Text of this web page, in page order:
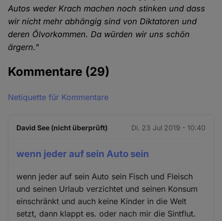
Autos weder Krach machen noch stinken und dass
wir nicht mehr abhängig sind von Diktatoren und
deren Ölvorkommen. Da würden wir uns schön
ärgern."
Kommentare (29)
Netiquette für Kommentare
David See (nicht überprüft) Di. 23 Jul 2019 - 10:40
wenn jeder auf sein Auto sein
wenn jeder auf sein Auto sein Fisch und Fleisch
und seinen Urlaub verzichtet und seinen Konsum
einschränkt und auch keine Kinder in die Welt
setzt, dann klappt es. oder nach mir die Sintflut.